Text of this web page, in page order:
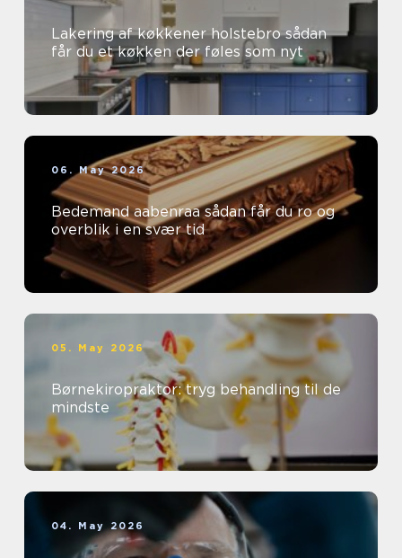
Lakering af køkkener holstebro sådan
får du et køkken der føles som nyt
06. May 2026
Bedemand aabenraa sådan får du ro og
overblik i en svær tid
05. May 2026
Børnekiropraktor: tryg behandling til de
mindste
04. May 2026